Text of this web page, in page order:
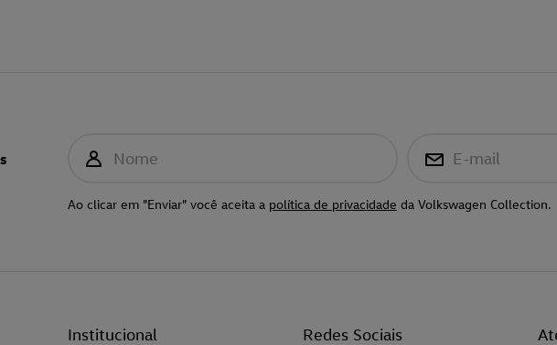
Nome E-mail
Ao clicar em "Enviar" você aceita a política de privacidade da Volkswagen Collection.
Institucional Redes Sociais